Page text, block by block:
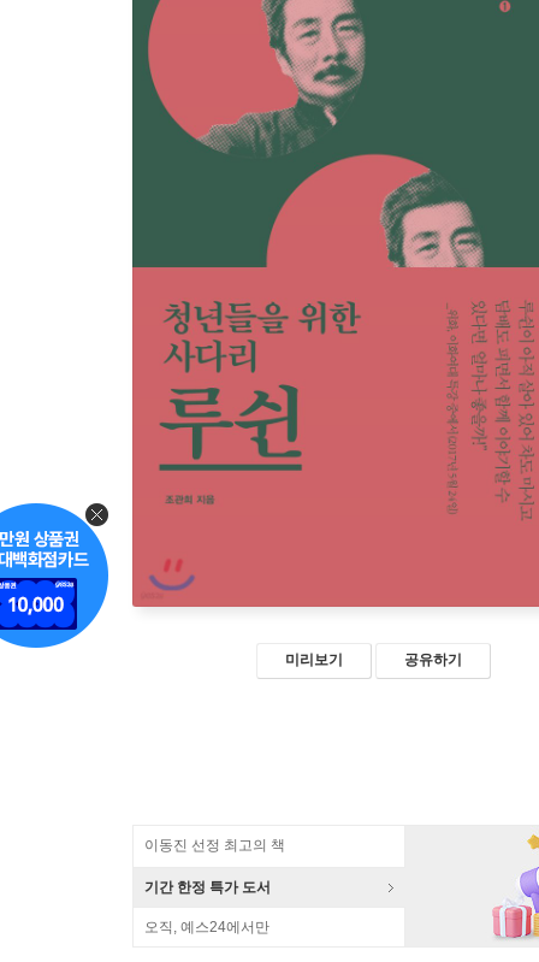
미리보기 공유하기
이동진 선정 최고의 책
기간 한정 특가 도서
오직, 예스24에서만